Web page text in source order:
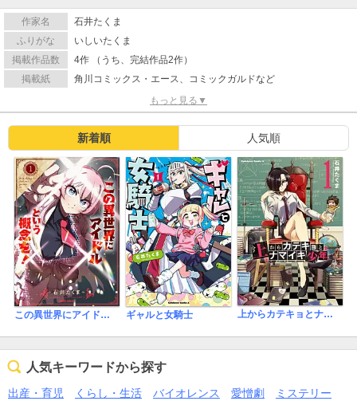
作家名
石井たくま
ふりがな
いしいたくま
掲載作品数
4作 （うち、完結作品2作）
掲載紙
角川コミックス・エース、コミックガルドなど
もっと見る▼
新着順 人気順
この異世界にアイドルという概念を！ ギャルと女騎士 上からカテキョとナマイキ少年
人気キーワードから探す
出産・育児 くらし・生活 バイオレンス 愛憎劇
ミステリー